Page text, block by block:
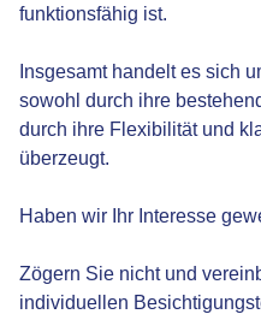
funktionsfähig ist.
Insgesamt handelt es sich
sowohl durch ihre
durch ihre Flexibilität und
überzeugt.
Haben wir Ihr Interesse
Zögern Sie nicht und
individuellen